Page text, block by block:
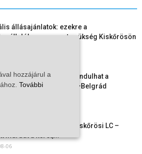
állásajánlatok: ezekre a
van most szükség Kiskőrösön
07
Dávid: már ősszel újraindulhat a
a Budapest–Belgrád
06
a felkészülést a Kiskőrösi LC –
06
hozzájárul a
További